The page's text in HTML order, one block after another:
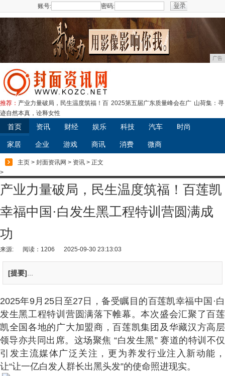
账号: 密码:
广告
推荐： 产业力量破局，民生温度筑福！百 2025第五届广东质量峰会在广 山荷集：寻
迹自然本真，诠释女性
首页 资讯 财经 娱乐 科技 汽车 时尚
家居 企业 游戏 商讯 消费 微商
主页 > 封面资讯网 > 资讯 > 正文
>
产业力量破局，民生温度筑福！百莲凯
幸福中国·白发生黑工程特训营圆满成
功
来源: 阅读：1206 2025-09-30 23:13:03
[提要]
2025年9月25日至27日，备受瞩目的百莲凯幸福中国·白
发生黑工程特训营圆满落下帷幕。本次盛会汇聚了百莲
凯全国各地的广大加盟商，百莲凯集团及华藏汉方高层
领导亦共同出席。这场聚焦 “白发生黑” 赛道的特训不仅
引发主流媒体广泛关注，更为养发行业注入新动能，
让“让一亿白发人群长出黑头发”的使命照进现实。